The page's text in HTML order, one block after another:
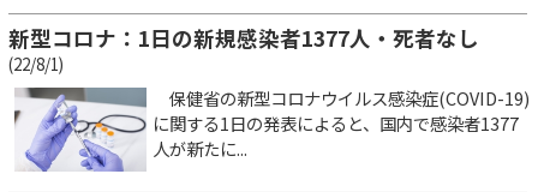
新型コロナ：1日の新規感染者1377人・死者なし
(22/8/1)
保健省の新型コロナウイルス感染症(COVID-19)
に関する1日の発表によると、国内で感染者1377
人が新たに...